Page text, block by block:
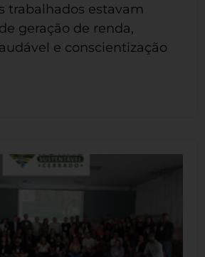
trabalhados estavam
geração de renda,
e conscientização